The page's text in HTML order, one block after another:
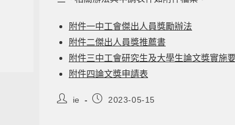
附件一中工會傑出人員獎勵辦法
附件二傑出人員獎推薦書
附件三中工會研究生及大學生論文獎實施
附件四論文獎申請表
ie 2023-05-15